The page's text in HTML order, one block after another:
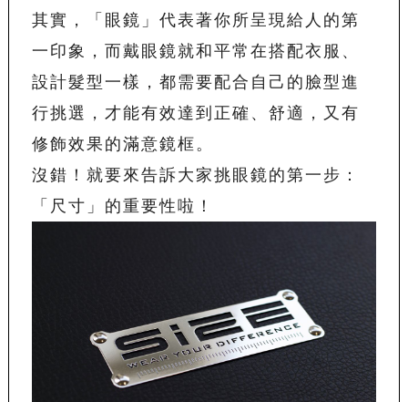
其實，「眼鏡」代表著你所呈現給人的第
一印象，而戴眼鏡就和平常在搭配衣服、
設計髮型一樣，都需要配合自己的臉型進
行挑選，才能有效達到正確、舒適，又有
修飾效果的滿意鏡框。
沒錯！就要來告訴大家挑眼鏡的第一步：
「尺寸」的重要性啦！